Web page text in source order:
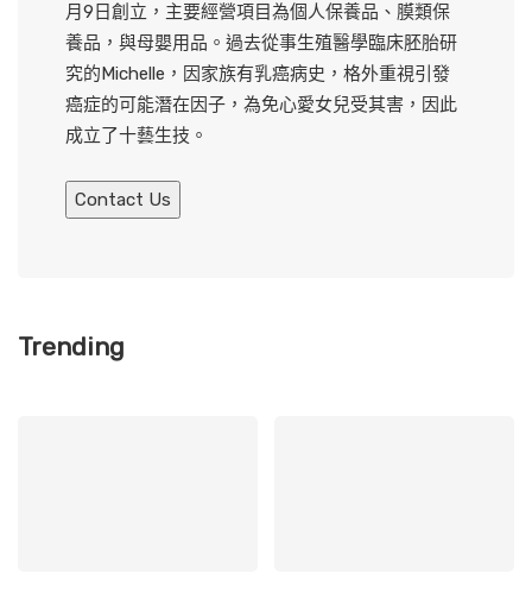
月9日創立，主要經營項目為個人保養品、膜類保
養品，與母嬰用品。過去從事生殖醫學臨床胚胎研
究的Michelle，因家族有乳癌病史，格外重視引發
癌症的可能潛在因子，為免心愛女兒受其害，因此
成立了十藝生技。
Contact Us
Trending